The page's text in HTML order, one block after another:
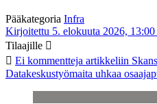
Pääkategoria Infra
Kirjoitettu 5. elokuuta 2026, 13:00
Tilaajille
Ei kommentteja artikkeliin
Datakeskustyömaita uhkaa